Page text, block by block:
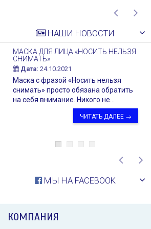
НАШИ НОВОСТИ
МАСКА ДЛЯ ЛИЦА «НОСИТЬ НЕЛЬЗЯ
СНИМАТЬ»
Дата: 24.10.2021
Маска с фразой «Носить нельзя
снимать» просто обязана обратить
на себя внимание. Никого не...
ЧИТАТЬ ДАЛЕЕ →
МЫ НА FACEBOOK
КОМПАНИЯ